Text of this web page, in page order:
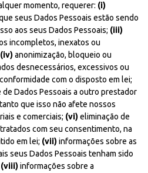
momento, requerer: (i)
seus Dados Pessoais estão sendo
aos seus Dados Pessoais; (iii)
incompletos, inexatos ou
(iv)anonimização, bloqueio ou
desnecessários, excessivos ou
com o disposto em lei;
Dados Pessoais a outro prestador
que isso não afete nossos
e comerciais; (vi)eliminação de
com seu consentimento, na
em lei; (vii)informações sobre as
seus Dados Pessoais tenham sido
(viii)informações sobre a